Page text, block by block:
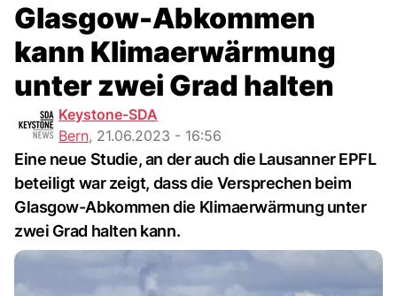
Glasgow-Abkommen
kann Klimaerwärmung
unter zwei Grad halten
Keystone-SDA
Bern, 21.06.2023 - 16:56
Eine neue Studie, an der auch die Lausanner EPFL
beteiligt war zeigt, dass die Versprechen beim
Glasgow-Abkommen die Klimaerwärmung unter
zwei Grad halten kann.